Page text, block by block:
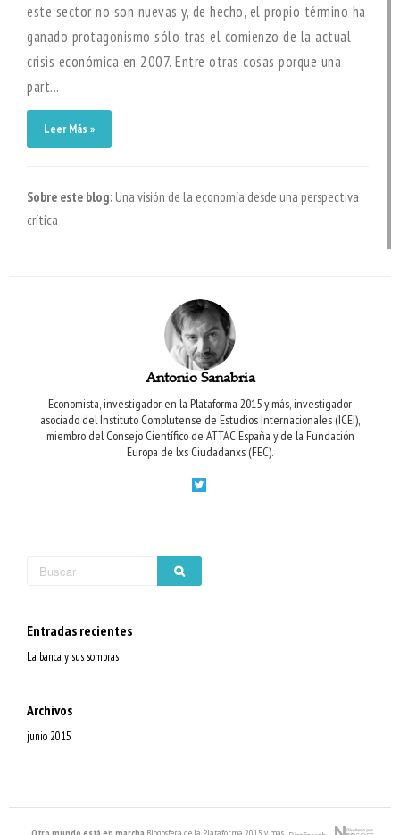
este sector no son nuevas y, de hecho, el propio término ha
ganado protagonismo sólo tras el comienzo de la actual
crisis económica en 2007. Entre otras cosas porque una
part...
Leer Más »
Sobre este blog:Una visión de la economía desde una perspectiva
crítica
Antonio Sanabria
Economista, investigador en la Plataforma 2015 y más, investigador
asociado del Instituto Complutense de Estudios Internacionales (ICEI),
miembro del Consejo Científico de ATTAC España y de la Fundación
Europa de lxs Ciudadanxs (FEC).
Entradas recientes
La banca y sus sombras
Archivos
junio 2015